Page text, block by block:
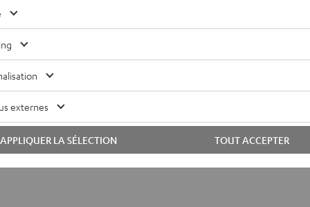
very even dispersion that guarantees a balanced sound
were used to optimize the drivers for level stability and
model. The use of loudspeakers with an identical
tone.
externes
TOUT ACCEPTER
APPLIQUER LA SÉLECTION